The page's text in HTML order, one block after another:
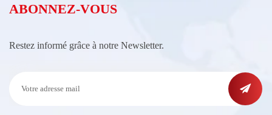
ABONNEZ-VOUS
Restez informé grâce à notre Newsletter.